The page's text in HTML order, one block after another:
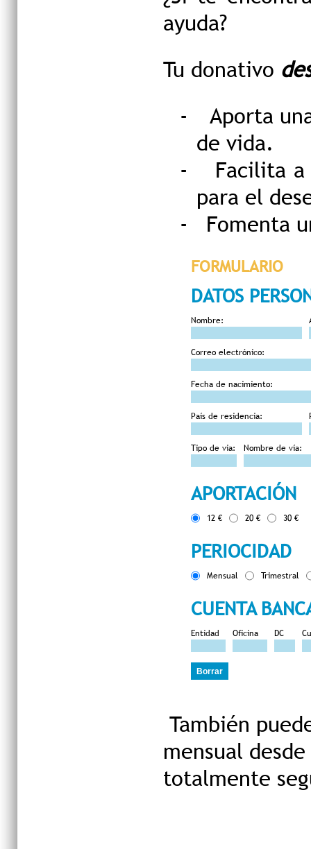
ayuda?
Tu donativo
-
Aporta
de vida.
-
Facilita a
para el
-
Fomenta
FORMULARIO
DATOS
Nombre:
Correo electrónico:
Fecha de nacimiento:
País de residencia:
Tipo de via: Nombre de vía:
APORTACIÓN
12 € 20 € 30 €
PERIOCIDAD
Mensual Trimestral
CUENTA
Entidad Oficina DC
También
mensual
totalmente